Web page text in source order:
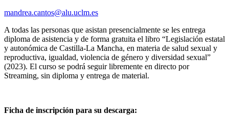
mandrea.cantos@alu.uclm.es
A todas las personas que asistan presencialmente se les entrega
diploma de asistencia y de forma gratuita el libro “Legislación estatal
y autonómica de Castilla-La Mancha, en materia de salud sexual y
reproductiva, igualdad, violencia de género y diversidad sexual”
(2023). El curso se podrá seguir libremente en directo por
Streaming, sin diploma y entrega de material.
Ficha de inscripción para su descarga: